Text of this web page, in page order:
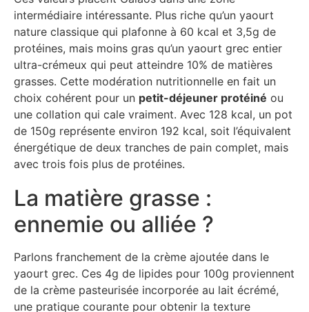
intermédiaire intéressante. Plus riche qu’un yaourt
nature classique qui plafonne à 60 kcal et 3,5g de
protéines, mais moins gras qu’un yaourt grec entier
ultra-crémeux qui peut atteindre 10% de matières
grasses. Cette modération nutritionnelle en fait un
choix cohérent pour un petit-déjeuner protéiné ou
une collation qui cale vraiment. Avec 128 kcal, un pot
de 150g représente environ 192 kcal, soit l’équivalent
énergétique de deux tranches de pain complet, mais
avec trois fois plus de protéines.
La matière grasse :
ennemie ou alliée ?
Parlons franchement de la crème ajoutée dans le
yaourt grec. Ces 4g de lipides pour 100g proviennent
de la crème pasteurisée incorporée au lait écrémé,
une pratique courante pour obtenir la texture